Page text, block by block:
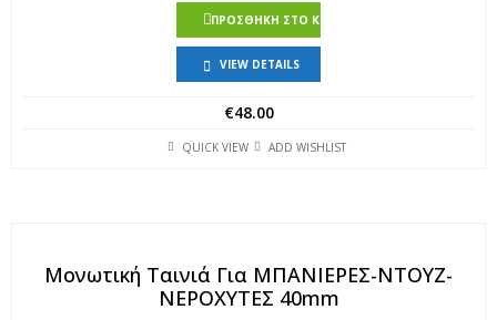
ΠΡΟΣΘΉΚΗ ΣΤΟ ΚΑΛΆΘΙ
VIEW DETAILS
€48.00
QUICK VIEW ADD WISHLIST
Μονωτική Ταινιά Για ΜΠΑΝΙΕΡΕΣ-ΝΤΟΥΖ-
ΝΕΡΟΧΥΤΕΣ 40mm